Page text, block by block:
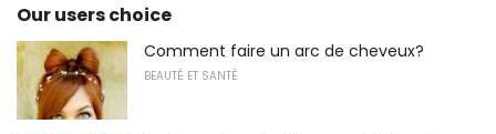
Our users choice
Comment faire un arc de cheveux?
BEAUTÉ ET SANTÉ